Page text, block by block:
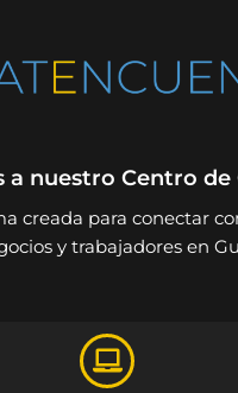
a nuestro Centro
creada para conectar
y trabajadores en